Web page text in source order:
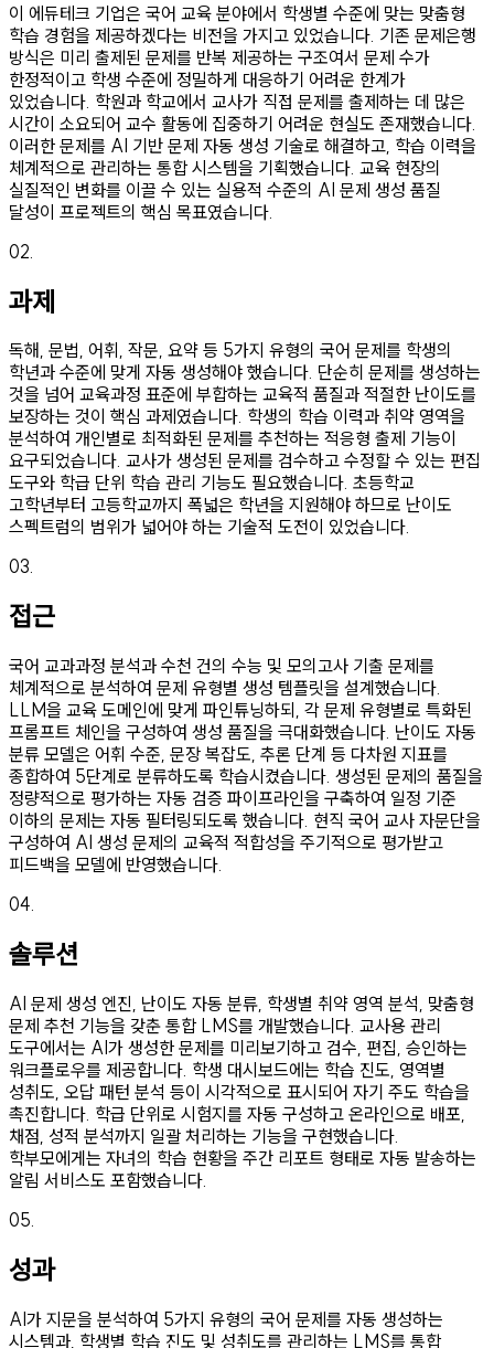
이 에듀테크 기업은 국어 교육 분야에서 학생별 수준에 맞는 맞춤형
학습 경험을 제공하겠다는 비전을 가지고 있었습니다. 기존 문제은행
방식은 미리 출제된 문제를 반복 제공하는 구조여서 문제 수가
한정적이고 학생 수준에 정밀하게 대응하기 어려운 한계가
있었습니다. 학원과 학교에서 교사가 직접 문제를 출제하는 데 많은
시간이 소요되어 교수 활동에 집중하기 어려운 현실도 존재했습니다.
이러한 문제를 AI 기반 문제 자동 생성 기술로 해결하고, 학습 이력을
체계적으로 관리하는 통합 시스템을 기획했습니다. 교육 현장의
실질적인 변화를 이끌 수 있는 실용적 수준의 AI 문제 생성 품질
달성이 프로젝트의 핵심 목표였습니다.
02
과제
독해, 문법, 어휘, 작문, 요약 등 5가지 유형의 국어 문제를 학생의
학년과 수준에 맞게 자동 생성해야 했습니다. 단순히 문제를 생성하는
것을 넘어 교육과정 표준에 부합하는 교육적 품질과 적절한 난이도를
보장하는 것이 핵심 과제였습니다. 학생의 학습 이력과 취약 영역을
분석하여 개인별로 최적화된 문제를 추천하는 적응형 출제 기능이
요구되었습니다. 교사가 생성된 문제를 검수하고 수정할 수 있는 편집
도구와 학급 단위 학습 관리 기능도 필요했습니다. 초등학교
고학년부터 고등학교까지 폭넓은 학년을 지원해야 하므로 난이도
스펙트럼의 범위가 넓어야 하는 기술적 도전이 있었습니다.
03.
접근
국어 교과과정 분석과 수천 건의 수능 및 모의고사 기출 문제를
체계적으로 분석하여 문제 유형별 생성 템플릿을 설계했습니다.
LLM을 교육 도메인에 맞게 파인튜닝하되, 각 문제 유형별로 특화된
프롬프트 체인을 구성하여 생성 품질을 극대화했습니다. 난이도 자동
분류 모델은 어휘 수준, 문장 복잡도, 추론 단계 등 다차원 지표를
종합하여 5단계로 분류하도록 학습시켰습니다. 생성된 문제의 품질을
정량적으로 평가하는 자동 검증 파이프라인을 구축하여 일정 기준
이하의 문제는 자동 필터링되도록 했습니다. 현직 국어 교사 자문단을
구성하여 AI 생성 문제의 교육적 적합성을 주기적으로 평가받고
피드백을 모델에 반영했습니다.
04.
솔루션
AI 문제 생성 엔진, 난이도 자동 분류, 학생별 취약 영역 분석, 맞춤형
문제 추천 기능을 갖춘 통합 LMS를 개발했습니다. 교사용 관리
도구에서는 AI가 생성한 문제를 미리보기하고 검수, 편집, 승인하는
워크플로우를 제공합니다. 학생 대시보드에는 학습 진도, 영역별
성취도, 오답 패턴 분석 등이 시각적으로 표시되어 자기 주도 학습을
촉진합니다. 학급 단위로 시험지를 자동 구성하고 온라인으로 배포,
채점, 성적 분석까지 일괄 처리하는 기능을 구현했습니다.
학부모에게는 자녀의 학습 현황을 주간 리포트 형태로 자동 발송하는
알림 서비스도 포함했습니다.
05.
성과
AI가 지문을 분석하여 5가지 유형의 국어 문제를 자동 생성하는
시스템과, 학생별 학습 진도 및 성취도를 관리하는 LMS를 통합